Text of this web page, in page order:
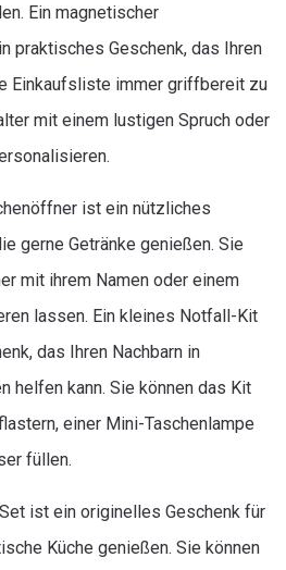
Ein magnetischer
praktisches Geschenk, das Ihren
Einkaufsliste immer griffbereit zu
mit einem lustigen Spruch oder
ist ein nützliches
gerne Getränke genießen. Sie
mit ihrem Namen oder einem
lassen. Ein kleines Notfall-Kit
das Ihren Nachbarn in
helfen kann. Sie können das Kit
einer Mini-Taschenlampe
füllen.
ist ein originelles Geschenk für
Küche genießen. Sie können